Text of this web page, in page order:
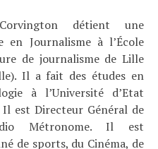
détient une
en Journalisme à l’École
de journalisme de Lille
Il a fait des études en
à l’Université d’Etat
Il est Directeur Général de
Métronome. Il est
de sports, du Cinéma, de